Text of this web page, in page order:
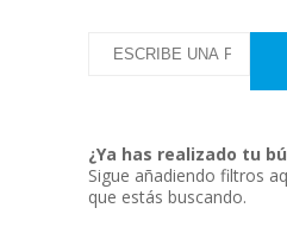
¿Ya has realizado tu
Sigue añadiendo filtros
que estás buscando.